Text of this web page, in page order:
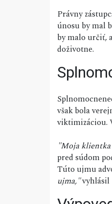
Právny
únosu by mal
by malo určiť,
doživotne.
však bola
viktimizáciou.
"Moja
pred súdom
Túto ujmu
ujma,"vyhlásil